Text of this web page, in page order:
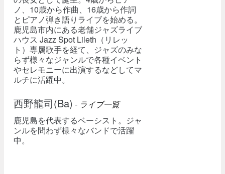
ノ、10歳から作曲、16歳から作詞
とピアノ弾き語りライブを始める。
鹿児島市内にある老舗ジャズライブ
ハウス Jazz Spot Lileth（リレッ
ト）専属歌手を経て、ジャズのみな
らず様々なジャンルで各種イベント
やセレモニーに出演するなどしてマ
ルチに活躍中。
西野龍司(Ba) - ライブ一覧
鹿児島を代表するベーシスト。ジャ
ンルを問わず様々なバンドで活躍
中。